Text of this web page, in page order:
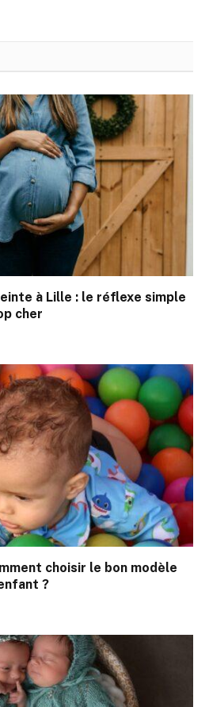
à Lille : le réflexe simple
cher
choisir le bon modèle
?